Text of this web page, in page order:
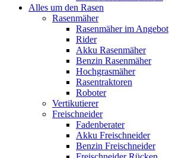
Alles um den Rasen
Rasenmäher
Rasenmäher im Angebot
Rider
Akku Rasenmäher
Benzin Rasenmäher
Hochgrasmäher
Rasentraktoren
Roboter
Vertikutierer
Freischneider
Fadenberater
Akku Freischneider
Benzin Freischneider